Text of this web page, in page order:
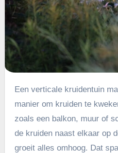
Een verticale kruidentuin maken is een handige
manier om kruiden te
zoals een balkon, muur of
de kruiden naast elkaar op
groeit alles omhoog. Dat